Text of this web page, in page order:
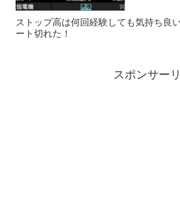
ストップ高は何回経験しても気持ち良
ート切れた！
スポンサー